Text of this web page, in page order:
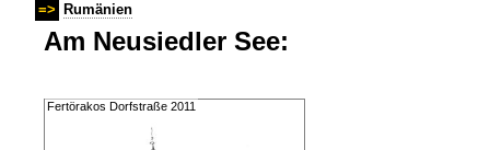
=> Rumänien
Am Neusiedler See:
Fertörakos Dorfstraße 2011